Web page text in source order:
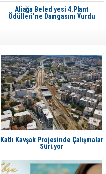
Aliağa Belediyesi 4.Plant
Ödülleri’ne Damgasını Vurdu
Katlı Kavşak Projesinde Çalışmalar
Sürüyor